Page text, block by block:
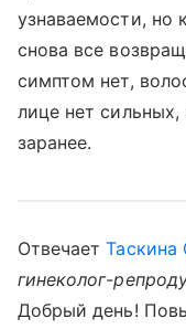
узнаваемости, но
снова все
симптом нет,
лице нет
заранее.
ОтвечаетТаскина
гинеколог-
Добрый день!